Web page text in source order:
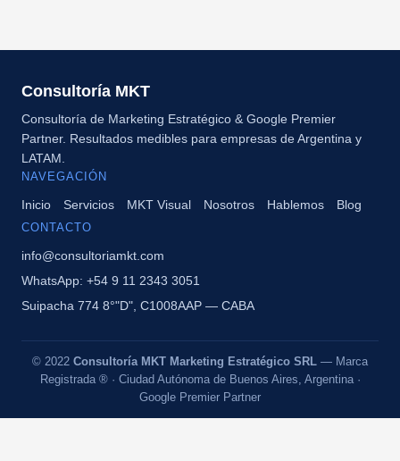
Consultoría MKT
Consultoría de Marketing Estratégico & Google Premier
Partner. Resultados medibles para empresas de Argentina y
LATAM.
NAVEGACIÓN
Inicio Servicios MKT Visual Nosotros Hablemos Blog
CONTACTO
info@consultoriamkt.com
WhatsApp: +54 9 11 2343 3051
Suipacha 774 8°"D", C1008AAP — CABA
© 2022 Consultoría MKT Marketing Estratégico SRL — Marca
Registrada ® · Ciudad Autónoma de Buenos Aires, Argentina ·
Google Premier Partner